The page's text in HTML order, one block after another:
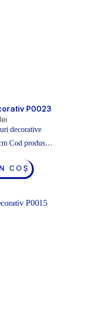
P0023
lei
decorative
Cod produs…
COȘ